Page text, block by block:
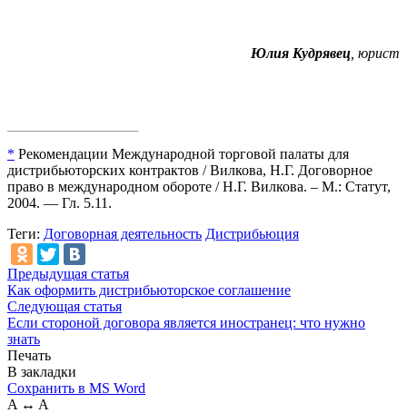
Юлия Кудрявец , юрист
* Рекомендации Международной торговой палаты для
дистрибьюторских контрактов / Вилкова, Н.Г. Договорное
право в международном обороте / Н.Г. Вилкова. – М.: Статут,
2004. — Гл. 5.11.
Теги: Договорная деятельность Дистрибьюция
Предыдущая статья
Как оформить дистрибьюторское соглашение
Следующая статья
Если стороной договора является иностранец: что нужно
знать
Печать
В закладки
Сохранить в MS Word
A ↔ A